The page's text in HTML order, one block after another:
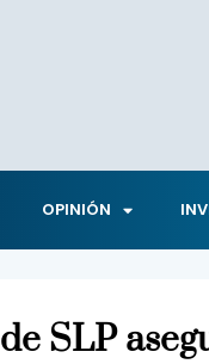
OPINIÓN
SLP